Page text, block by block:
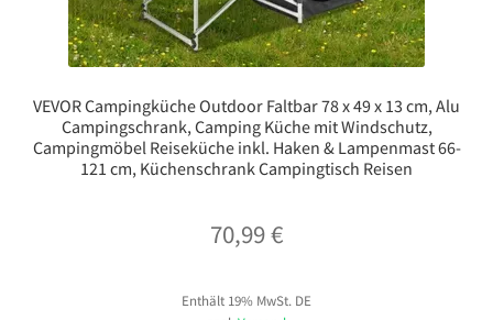
VEVOR Campingküche Outdoor Faltbar 78 x 49 x 13 cm, Alu
Campingschrank, Camping Küche mit Windschutz,
Campingmöbel Reiseküche inkl. Haken & Lampenmast 66-
121 cm, Küchenschrank Campingtisch Reisen
70,99€
Enthält 19% MwSt. DE